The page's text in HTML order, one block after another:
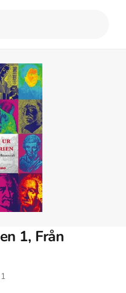
1, Från
1